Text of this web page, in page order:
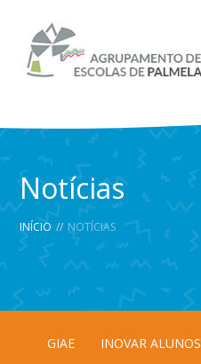
Notícias
INÍCIO // NOTÍCIAS
GIAE INOVAR ALUNOS